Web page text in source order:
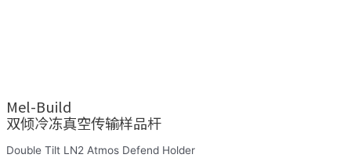
Mel-Build
双倾冷冻真空传输样品杆
Double Tilt LN2 Atmos Defend Holder